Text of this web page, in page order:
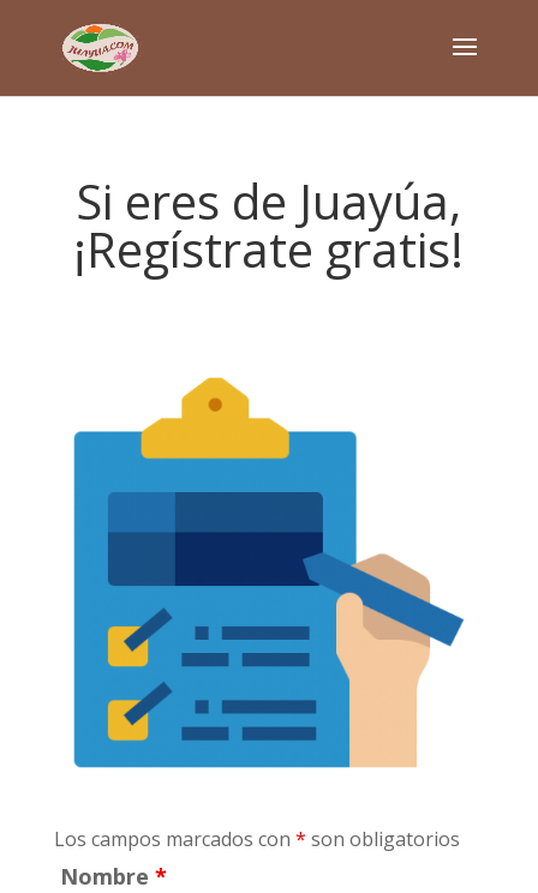
Si eres de Juayúa,
¡Regístrate gratis!
Los campos marcados con * son obligatorios
Nombre *